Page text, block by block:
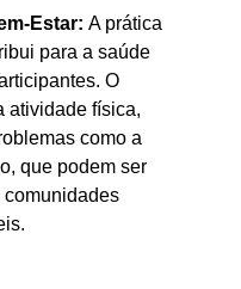
Estar: A prática
para a saúde
O
atividade física,
como a
que podem ser
comunidades